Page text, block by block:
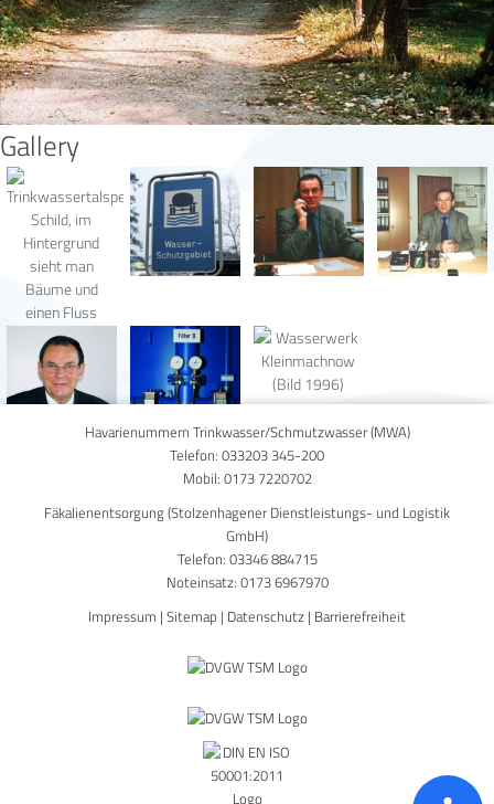
Gallery
Havarienummern Trinkwasser/Schmutzwasser (MWA)
Telefon: 033203 345-200
Mobil: 0173 7220702
Fäkalienentsorgung (Stolzenhagener Dienstleistungs- und Logistik
GmbH)
Telefon: 03346 884715
Noteinsatz: 0173 6967970
Impressum | Sitemap | Datenschutz | Barrierefreiheit